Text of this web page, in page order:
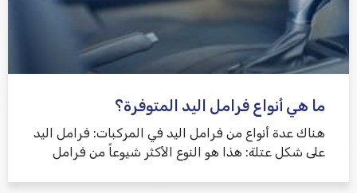
ما هي أنواع فرامل اليد المتوفرة؟
هناك عدة أنواع من فرامل اليد في المركبات: فرامل اليد
على شكل عتلة: هذا هو النوع الأكثر شيوعاً من فرامل